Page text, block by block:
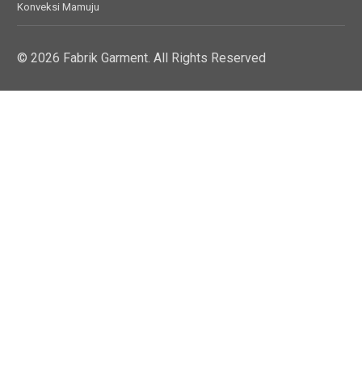
Konveksi Mamuju
© 2026 Fabrik Garment. All Rights Reserved